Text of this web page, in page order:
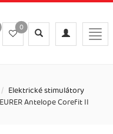
Toggle
navigation
Toggle
search
0
Elektrické stimulátory
Antelope Corefit II